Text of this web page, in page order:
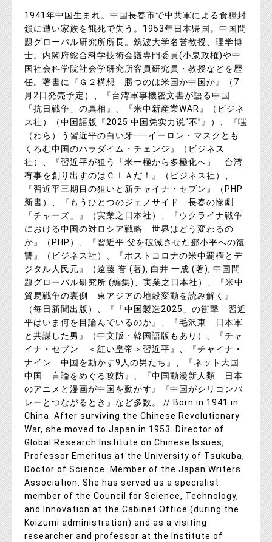
1941年中国生まれ。中国長春市で中共軍による食糧封
鎖に遭い家族を餓死で失う。1953年日本帰国。中国問
題グローバル研究所所長。筑波大学名誉教授、理学博
士。内閣府総合科学技術会議専門委員(小泉政権)や中
国社会科学院社会学研究所客員研究員・教授などを歴
任。著書に『Ｇ２構想 勝つのは米国か中国か』（7
月2日発売予定）、『台湾軍事機密文書が語る中国
「抗日戦争」の真相』、『米中新産業WAR』（ビジネ
ス社）（中国語版『2025 中国凭实力说“不”』）、『嗤
（わら）う習近平の白い牙――イーロン・マスクとも
くろむ中国のパラダイム・チェンジ』（ビジネス
社）、『習近平が狙う「米一極から多極化へ」 台湾
有事を創り出すのはＣＩＡだ！』（ビジネス社）、
『習近平三期目の狙いと新チャイナ・セブン』（PHP
新書）、『もうひとつのジェノサイド 長春の惨劇
「チャーズ」』（実業之日本社）、『ウクライナ戦争
における中国の対ロシア戦略 世界はどう変わるの
か』（PHP）、『習近平 父を破滅させた鄧小平への復
讐』（ビジネス社）、『ポストコロナの米中覇権とデ
ジタル人民元』（遠藤 誉 (著), 白井 一成 (著), 中国問
題グローバル研究所 (編集)、実業之日本社）、『米中
貿易戦争の裏側 東アジアの地殻変動を読み解く』
（毎日新聞出版）、『「中国製造2025」の衝撃 習近
平はいま何を目論んでいるのか』、『毛沢東 日本軍
と共謀した男』（中文版・韓国語版もあり）、『チャ
イナ・セブン ＜紅い皇帝＞習近平』、『チャイナ・
ナイン 中国を動かす9人の男たち』、『ネット大国
中国 言論をめぐる攻防』、『中国動漫新人類 日本
のアニメと漫画が中国を動かす』『中国がシリコンバ
レーとつながるとき』など多数。 // Born in 1941 in
China. After surviving the Chinese Revolutionary
War, she moved to Japan in 1953. Director of
Global Research Institute on Chinese Issues,
Professor Emeritus at the University of Tsukuba,
Doctor of Science. Member of the Japan Writers
Association. She has served as a specialist
member of the Council for Science, Technology,
and Innovation at the Cabinet Office (during the
Koizumi administration) and as a visiting
researcher and professor at the Institute of